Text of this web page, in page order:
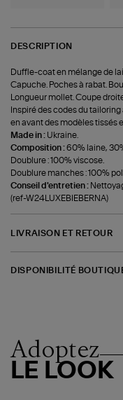
DESCRIPTION
Duffle-coat en mélange de
Capuche. Poches à rabat.
Longueur mollet. Coupe
Inspiré des codes du
en avant des modèles tissés
Made in : Ukraine.
Composition :60% laine,
Doublure : 100% viscose.
Doublure manches : 100%
Conseil d'entretien :
(ref-W24LUXEBIEBERNA)
LIVRAISON ET RETOUR
DISPONIBILITÉ
Adoptez
LE LOOK